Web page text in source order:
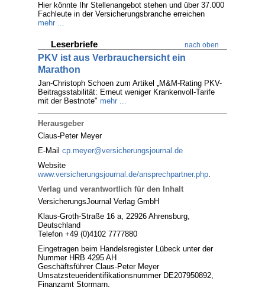
Hier könnte Ihr Stellenangebot stehen und über 37.000
Fachleute in der Versicherungsbranche erreichen
mehr ...
Leserbriefe nach oben
PKV ist aus Verbrauchersicht ein
Marathon
Jan-Christoph Schoen zum Artikel „M&M-Rating PKV-
Beitragsstabilität: Erneut weniger Krankenvoll-Tarife
mit der Bestnote" mehr ...
Herausgeber
Claus-Peter Meyer
E-Mail cp.meyer@versicherungsjournal.de
Website
www.versicherungsjournal.de/ansprechpartner.php.
Verlag und verantwortlich für den Inhalt
VersicherungsJournal Verlag GmbH
Klaus-Groth-Straße 16 a, 22926 Ahrensburg,
Deutschland
Telefon +49 (0)4102 7777880
Eingetragen beim Handelsregister Lübeck unter der
Nummer HRB 4295 AH
Geschäftsführer Claus-Peter Meyer
Umsatzsteueridentifikationsnummer DE207950892,
Finanzamt Stormarn.